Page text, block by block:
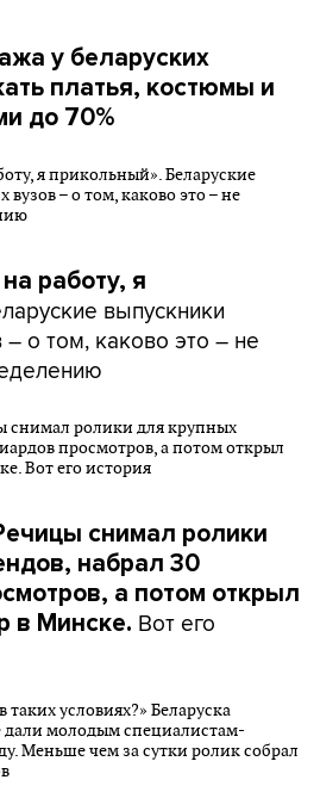
у беларуских
платья, костюмы и
до 70%
работу, я
выпускники
– о том, каково это – не
снимал ролики
набрал 30
а потом открыл
в Минске. Вот его